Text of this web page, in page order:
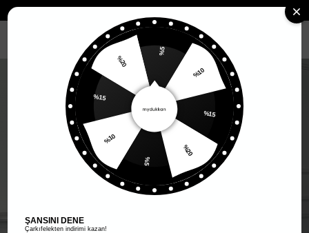
Kadın Alt Giyim Kırçıllı Kaşe Etek
%5
%10
%15
%20
%5
%10
%15
%20
ŞANSINI DENE
Çarkıfelekten indirimi kazan!